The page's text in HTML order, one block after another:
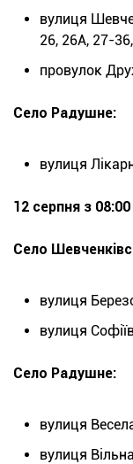
вулиця
26, 26А, 27-
провулок
Село Радушне:
вулиця
12 серпня з
Село
вулиця
вулиця
Село Радушне:
вулиця
вулиця